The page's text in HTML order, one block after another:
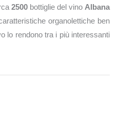
2500 bottiglie del vino Albana
organolettiche ben
lo rendono tra i più interessanti